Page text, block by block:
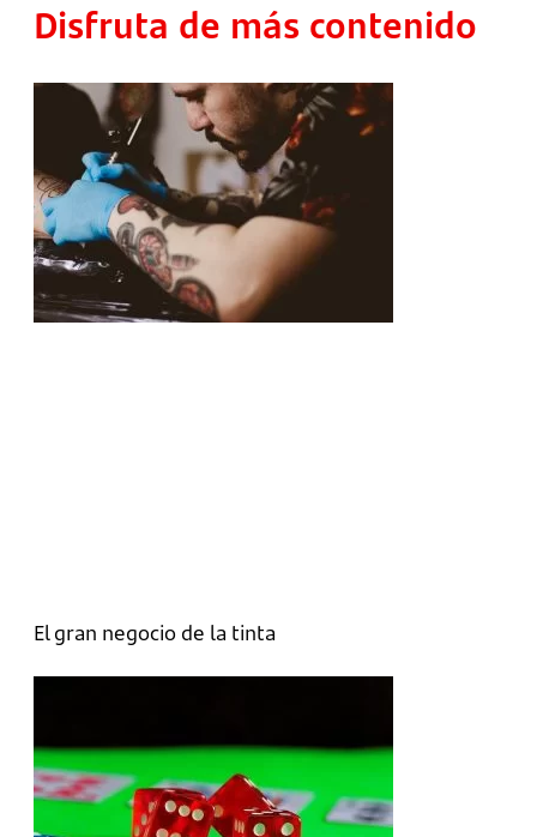
Disfruta de más contenido
El gran negocio de la tinta